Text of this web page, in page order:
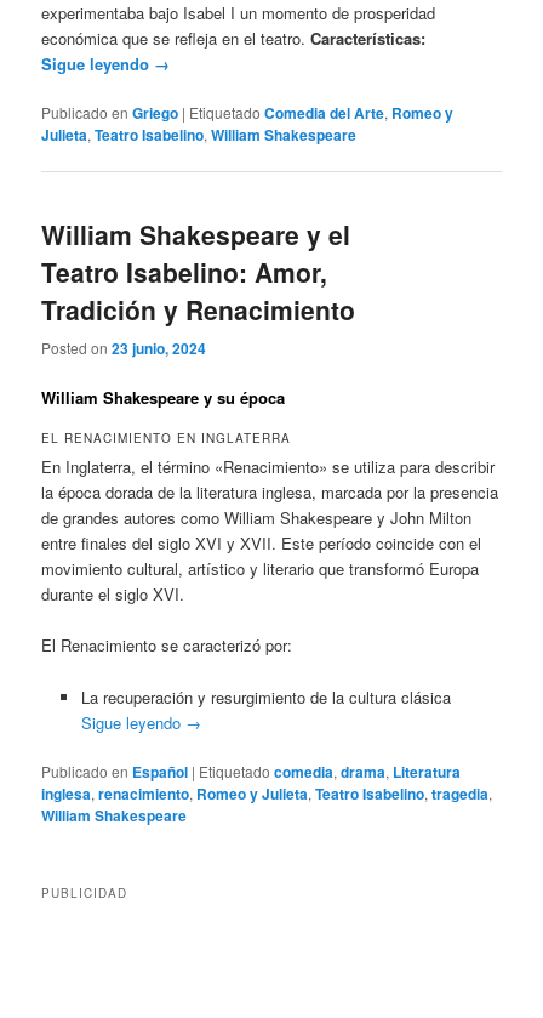
experimentaba bajo Isabel I un momento de prosperidad
económica que se refleja en el teatro.Características:
Sigue leyendo →
Publicado en Griego | Etiquetado Comedia del Arte, Romeo y
Julieta,Teatro Isabelino,William Shakespeare
William Shakespeare y el
Teatro Isabelino: Amor,
Tradición y Renacimiento
Posted on23 junio, 2024
William Shakespeare y su época
EL RENACIMIENTO EN INGLATERRA
En Inglaterra, el término «Renacimiento» se utiliza para describir
la época dorada de la literatura inglesa, marcada por la presencia
de grandes autores como William Shakespeare y John Milton
entre finales del siglo XVI y XVII. Este período coincide con el
movimiento cultural, artístico y literario que transformó Europa
durante el siglo XVI.
El Renacimiento se caracterizó por:
La recuperación y resurgimiento de la cultura clásica
Sigue leyendo →
Publicado en Español | Etiquetado comedia,drama, Literatura
inglesa,renacimiento, Romeo y Julieta,Teatro Isabelino,tragedia,
William Shakespeare
PUBLICIDAD